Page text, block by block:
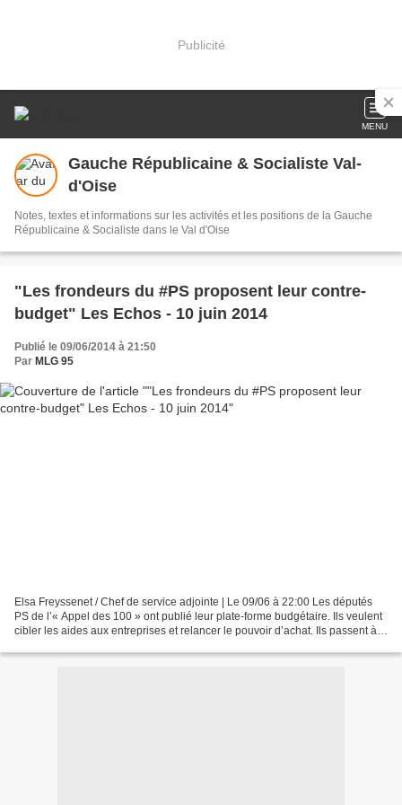
Publicité
MENU
Gauche Républicaine & Socialiste Val-
d'Oise
Notes, textes et informations sur les activités et les positions de la Gauche
Républicaine & Socialiste dans le Val d'Oise
"Les frondeurs du #PS proposent leur contre-
budget" Les Echos - 10 juin 2014
Publié le 09/06/2014 à 21:50
Par MLG 95
Elsa Freyssenet / Chef de service adjointe | Le 09/06 à 22:00 Les députés
PS de l’« Appel des 100 » ont publié leur plate-forme budgétaire. Ils veulent
cibler les aides aux entreprises et relancer le pouvoir d’achat. Ils passent à